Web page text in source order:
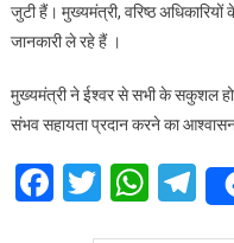
जुटी हैं। मुख्यमंत्री, वरिष्ठ अधिकारियों
जानकारी ले रहे हैं ।
मुख्यमंत्री ने ईश्वर से सभी के सकुशल होने
संभव सहायता प्रदान करने का आश्वासन
Facebook
Twitter